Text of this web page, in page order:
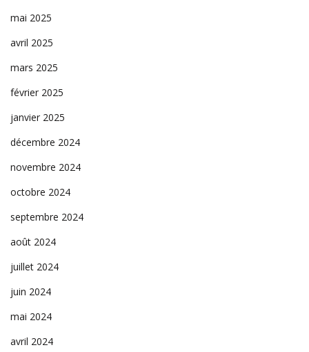
mai 2025
avril 2025
mars 2025
février 2025
janvier 2025
décembre 2024
novembre 2024
octobre 2024
septembre 2024
août 2024
juillet 2024
juin 2024
mai 2024
avril 2024